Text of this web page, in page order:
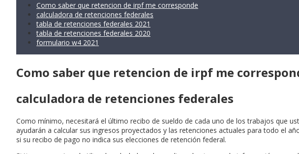
Como saber que retencion de irpf me corresponde
calculadora de retenciones federales
tabla de retenciones federales 2021
tabla de retenciones federales 2020
formulario w4 2021
Como saber que retencion de irpf me
calculadora de retenciones federales
Como mínimo, necesitará el último recibo de sueldo de cada uno de los trabajos que
ayudarán a calcular sus ingresos proyectados y las retenciones actuales para todo el
si su recibo de pago no indica sus elecciones de retención federal.